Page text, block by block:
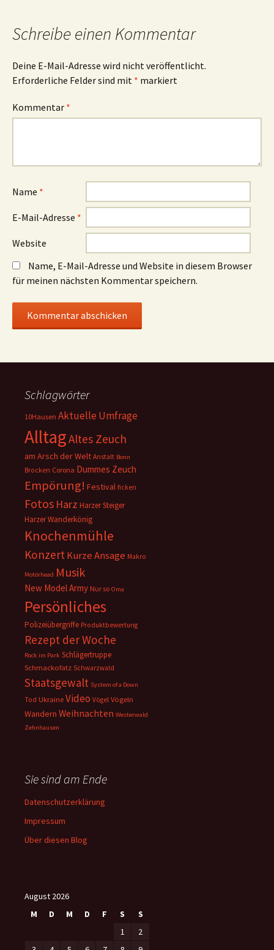
Schreibe einen Kommentar
Deine E-Mail-Adresse wird nicht veröffentlicht.
Erforderliche Felder sind mit * markiert
Kommentar *
Name *
E-Mail-Adresse *
Website
Name, E-Mail-Adresse und Website in diesem Browser
für meinen nächsten Kommentar speichern.
Schlagwörter
10Hausen Aktuelle Umfrage
AlltagAltes Zeuch
am Arsch der Welt Anstalt Bonn
Brocken Corona Dummes Zeuch
Empörung! Festival ficken
Fotos Harz Harzer Steiger
Harzer Wanderkönig
Knochenmühle
KonzertKurze Ansage Makro
Motörhead Musik
New Model Army Nur so Oma
Persönliches
Polizeiübergriffe Produktbewertung
Rezept der Woche
Rock im Park Schlägertruppe
Schmackofatz Schwarzwald
Staatsgewalt System of a Down
Tod Ukraine Video Vögel Vögeln
Wandern Weihnachten Westerwald
Zehnhausen
Sie sind am Ende
Datenschutzerklärung
Impressum
Über diesen Blog
August 2026
M
D M D F S
S
1
2